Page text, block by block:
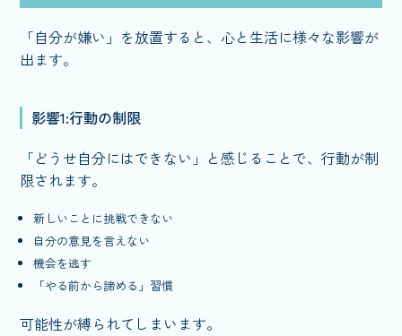
「自分が嫌い」を放置すると、心と生活に様々な影響が
出ます。
影響1:行動の制限
「どうせ自分にはできない」と感じることで、行動が制
限されます。
新しいことに挑戦できない
自分の意見を言えない
機会を逃す
「やる前から諦める」習慣
可能性が縛られてしまいます。